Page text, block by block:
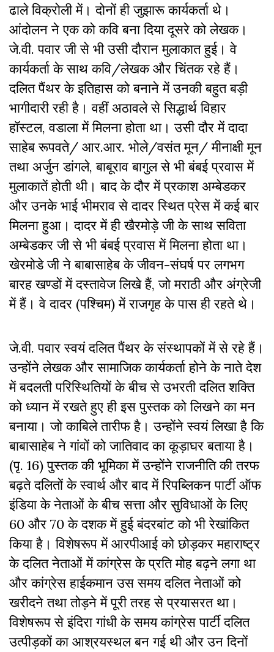
ढाले विक्रोली में। दोनों ही जुझारू कार्यकर्ता थे।
आंदोलन ने एक को कवि बना दिया दूसरे को लेखक।
जे.वी. पवार जी से भी उसी दौरान मुलाकात हुई। वे
कार्यकर्ता के साथ कवि/लेखक और चिंतक रहे हैं।
दलित पैंथर के इतिहास को बनाने में उनकी बहुत बड़ी
भागीदारी रही है। वहीं अठावले से सिद्धार्थ विहार
हॉस्टल, वडाला में मिलना होता था। उसी दौर में दादा
साहेब रूपवते/ आर.आर. भोले/वसंत मून/ मीनाक्षी मून
तथा अर्जुन डांगले, बाबूराव बागुल से भी बंबई प्रवास में
मुलाकातें होती थी। बाद के दौर में प्रकाश अम्बेडकर
और उनके भाई भीमराव से दादर स्थित प्रेस में कई बार
मिलना हुआ। दादर में ही खैरमोड़े जी के साथ सविता
अम्बेडकर जी से भी बंबई प्रवास में मिलना होता था।
खेरमोडे जी ने बाबासाहेब के जीवन-संघर्ष पर लगभग
बारह खण्डों में दस्तावेज लिखे हैं, जो मराठी और अंग्रेजी
में हैं। वे दादर (पश्चिम) में राजगृह के पास ही रहते थे।
जे.वी. पवार स्वयं दलित पैंथर के संस्थापकों में से रहे हैं।
उन्होंने लेखक और सामाजिक कार्यकर्ता होने के नाते देश
में बदलती परिस्थितियों के बीच से उभरती दलित शक्ति
को ध्यान में रखते हुए ही इस पुस्तक को लिखने का मन
बनाया। जो काबिले तारीफ है। उन्होंने स्वयं लिखा है कि
बाबासाहेब ने गांवों को जातिवाद का कूड़ाघर बताया है।
(पृ. 16) पुस्तक की भूमिका में उन्होंने राजनीति की तरफ
बढ़ते दलितों के स्वार्थ और बाद में रिपब्लिकन पार्टी ऑफ
इंडिया के नेताओं के बीच सत्ता और सुविधाओं के लिए
60 और 70 के दशक में हुई बंदरबांट को भी रेखांकित
किया है। विशेषरूप में आरपीआई को छोड़कर महाराष्ट्र
के दलित नेताओं में कांग्रेस के प्रति मोह बढ़ने लगा था
और कांग्रेस हाईकमान उस समय दलित नेताओं को
खरीदने तथा तोड़ने में पूरी तरह से प्रयासरत था।
विशेषरूप से इंदिरा गांधी के समय कांग्रेस पार्टी दलित
उत्पीड़कों का आश्रयस्थल बन गई थी और उन दिनों